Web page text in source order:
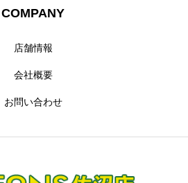
COMPANY
店舗情報
会社概要
お問い合わせ